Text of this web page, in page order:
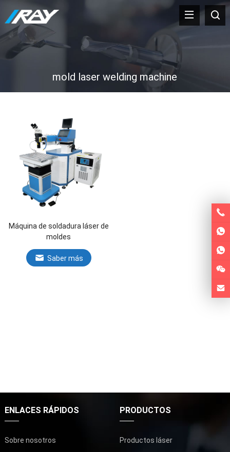
mold laser welding machine
Máquina de soldadura láser de
moldes
Saber más
ENLACES RÁPIDOS
Sobre nosotros
PRODUCTOS
Productos láser